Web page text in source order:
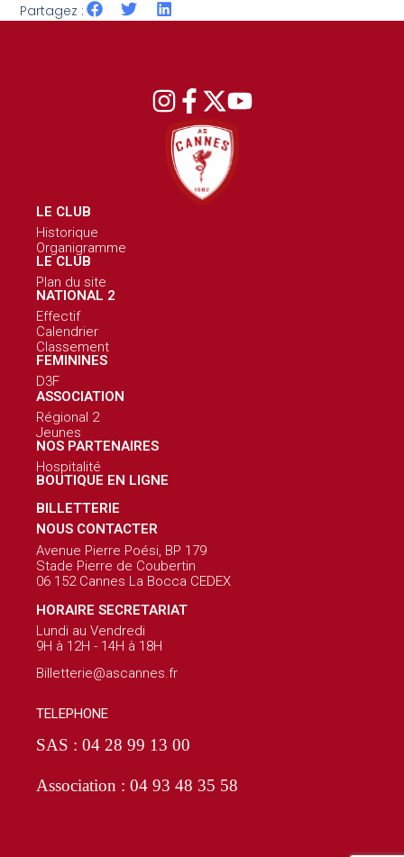
Partagez :
LE CLUB
Historique
Organigramme
LE CLUB
Plan du site
NATIONAL 2
Effectif
Calendrier
Classement
FEMININES
D3F
ASSOCIATION
Régional 2
Jeunes
NOS PARTENAIRES
Hospitalité
BOUTIQUE EN LIGNE
BILLETTERIE
NOUS CONTACTER
Avenue Pierre Poési, BP 179
Stade Pierre de Coubertin
06 152 Cannes La Bocca CEDEX
HORAIRE SECRETARIAT
Lundi au Vendredi
9H à 12H - 14H à 18H
Billetterie@ascannes.fr
TELEPHONE
SAS : 04 28 99 13 00
Association : 04 93 48 35 58